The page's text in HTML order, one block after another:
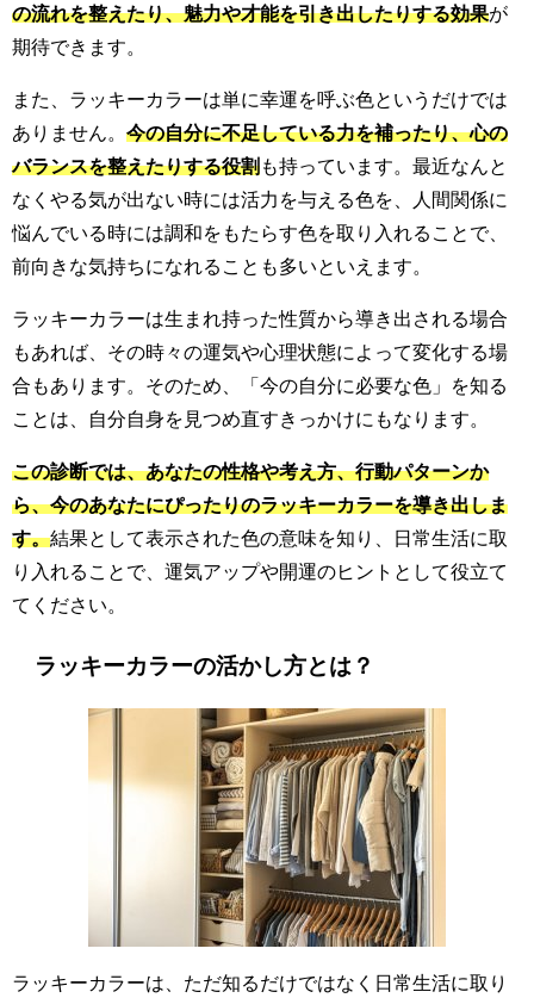
の流れを整えたり、魅力や才能を引き出したりする効果が
期待できます。
また、ラッキーカラーは単に幸運を呼ぶ色というだけでは
ありません。 今の自分に不足している力を補ったり、心の
バランスを整えたりする役割も持っています。最近なんと
なくやる気が出ない時には活力を与える色を、人間関係に
悩んでいる時には調和をもたらす色を取り入れることで、
前向きな気持ちになれることも多いといえます。
ラッキーカラーは生まれ持った性質から導き出される場合
もあれば、その時々の運気や心理状態によって変化する場
合もあります。そのため、「今の自分に必要な色」を知る
ことは、自分自身を見つめ直すきっかけにもなります。
この診断では、あなたの性格や考え方、行動パターンか
ら、今のあなたにぴったりのラッキーカラーを導き出しま
す。結果として表示された色の意味を知り、日常生活に取
り入れることで、運気アップや開運のヒントとして役立て
てください。
ラッキーカラーの活かし方とは？
ラッキーカラーは、ただ知るだけではなく日常生活に取り